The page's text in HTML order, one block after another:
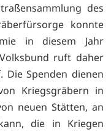
des
konnte
in diesem Jahr
ruft daher
Die Spenden dienen
Kriegsgräbern in
neuen Stätten, an
die in Kriegen